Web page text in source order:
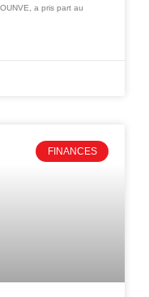
a pris part au
FINANCES